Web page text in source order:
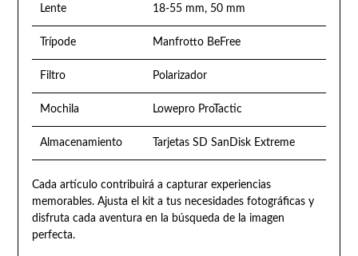
Lente 18-55 mm, 50 mm
Trípode Manfrotto BeFree
Filtro Polarizador
Mochila Lowepro ProTactic
Almacenamiento Tarjetas SD SanDisk Extreme
Cada artículo contribuirá a capturar experiencias
memorables. Ajusta el kit a tus necesidades fotográficas y
disfruta cada aventura en la búsqueda de la imagen
perfecta.